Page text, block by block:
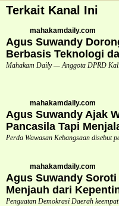
Terkait Kanal Ini
mahakamdaily.com
Agus Suwandy
Berbasis Teknologi
Mahakam Daily — Anggota DPRD
mahakamdaily.com
Agus Suwandy Ajak
Pancasila Tapi
Perda Wawasan Kebangsaan disebut
mahakamdaily.com
Agus Suwandy
Menjauh dari
Penguatan Demokrasi Daerah